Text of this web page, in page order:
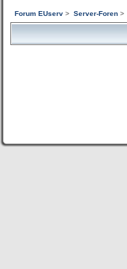
Forum EUserv > Server-Foren>